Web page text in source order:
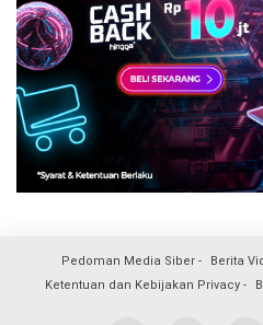
Pedoman Media Siber Berita
Ketentuan dan Kebijakan Privacy